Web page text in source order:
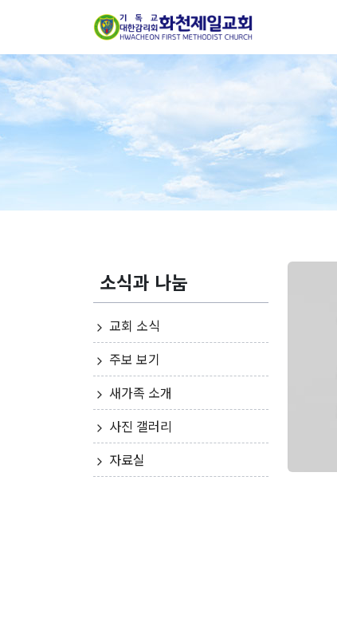
소식과 나눔
교회 소식
주보 보기
새가족 소개
사진 갤러리
자료실